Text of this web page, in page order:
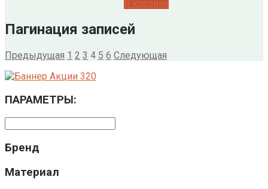
Пагинация записей
Предыдущая 1 2 3 4 5 6 Следующая
ПАРАМЕТРЫ:
Бренд
Материал